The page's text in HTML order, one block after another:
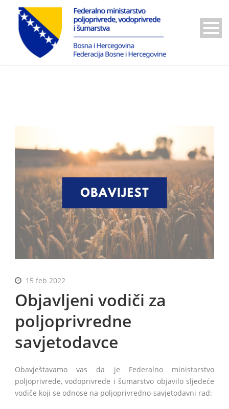
BiH
15 feb 2022
Objavljeni vodiči za
poljoprivredne
savjetodavce
Obavještavamo vas da je Federalno ministarstvo
poljoprivrede, vodoprivrede i šumarstvo objavilo sljedeće
vodiče koji se odnose na poljoprivredno-savjetodavni rad: